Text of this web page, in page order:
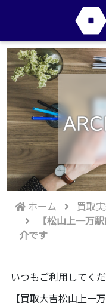
ホーム
買取
【松山上一万
介です
いつもご利用してく
【買取大吉松山上一